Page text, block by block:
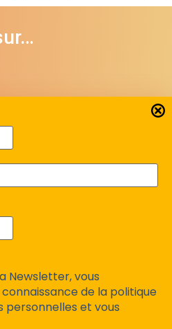
Newsletter, vous
de la politique
personnelles et vous
Bergeron